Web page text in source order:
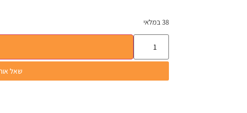
38 במלאי
שאל